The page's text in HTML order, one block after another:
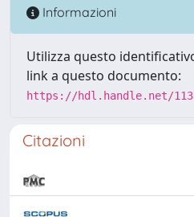
Informazioni
Utilizza questo
link a questo documento:
https://hdl.handle.net/
Citazioni